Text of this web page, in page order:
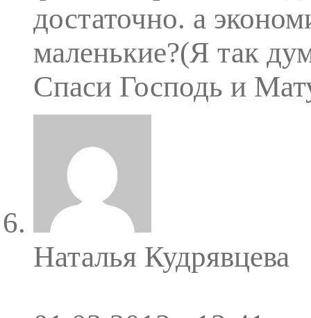
достаточно. а
маленькие?(Я так
Спаси Господь и
Наталья Кудрявцева